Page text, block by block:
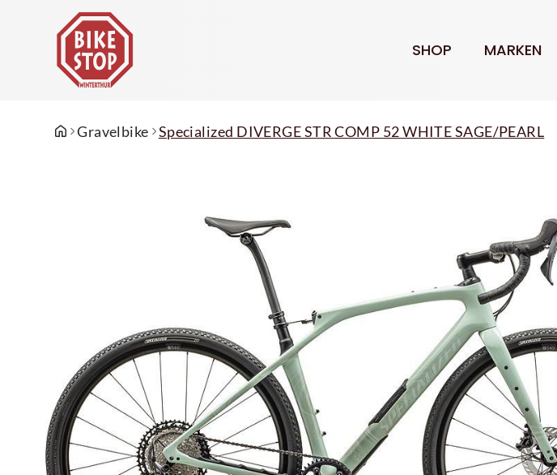
SHOP MARKEN
Gravelbike Specialized DIVERGE STR COMP 52 WHITE SAGE/PEARL